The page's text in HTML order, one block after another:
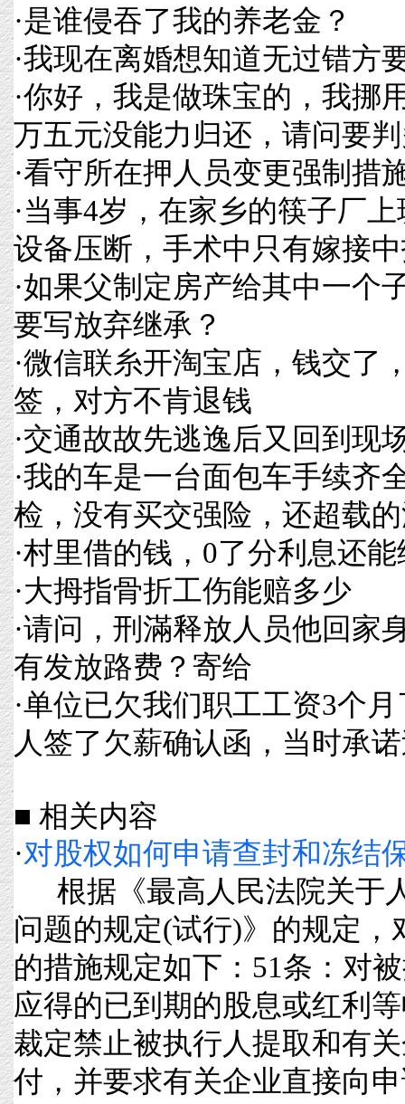
·是谁侵吞了我的养老金？
·我现在离婚想知道无过错方
·你好，我是做珠宝的，我挪
万五元没能力归还，请问要
·看守所在押人员变更强制措
·当事4岁，在家乡的筷子厂
设备压断，手术中只有嫁接
·如果父制定房产给其中一个
要写放弃继承？
·微信联糸开淘宝店，钱交了
签，对方不肯退钱
·交通故故先逃逸后又回到现
·我的车是一台面包车手续齐
检，没有买交强险，还超载
·村里借的钱，0了分利息还
·大拇指骨折工伤能赔多少
·请问，刑滿释放人员他回家
有发放路费？寄给
·单位已欠我们职工工资3个
人签了欠薪确认函，当时承
■ 相关内容
·对股权如何申请查封和冻结
根据《最高人民法院关于
问题的规定(试行)》的规定，
的措施规定如下：51条：对
应得的已到期的股息或红利
裁定禁止被执行人提取和有
付，并要求有关企业直接向